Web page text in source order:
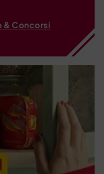
& Concorsi